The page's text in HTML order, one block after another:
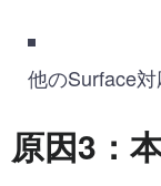
他のSurface
原因3：